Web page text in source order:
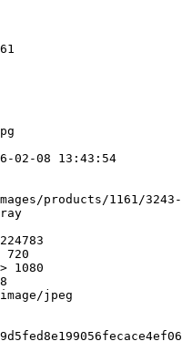
02-08 13:43:54
products/1161/
720
1080
jpeg